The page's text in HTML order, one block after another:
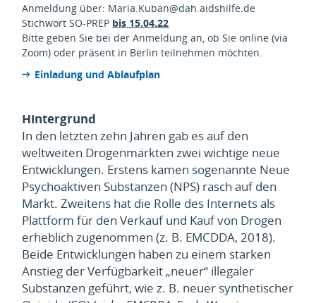
Anmeldung über: Maria.Kuban@dah.aidshilfe.de
Stichwort SO-PREP bis 15.04.22
Bitte geben Sie bei der Anmeldung an, ob Sie online (via
Zoom) oder präsent in Berlin teilnehmen möchten.
Einladung und Ablaufplan
Hintergrund
In den letzten zehn Jahren gab es auf den
weltweiten Drogenmärkten zwei wichtige neue
Entwicklungen. Erstens kamen sogenannte Neue
Psychoaktiven Substanzen (NPS) rasch auf den
Markt. Zweitens hat die Rolle des Internets als
Plattform für den Verkauf und Kauf von Drogen
erheblich zugenommen (z. B. EMCDDA, 2018).
Beide Entwicklungen haben zu einem starken
Anstieg der Verfügbarkeit „neuer“ illegaler
Substanzen geführt, wie z. B. neuer synthetischer